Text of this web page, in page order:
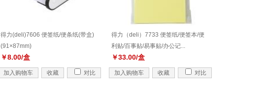
得力(deli)7606 便签纸/便条纸(带盒)
(91×87mm)
￥8.00/盒
加入购物车 收藏 对比
得力（deli）7733 便签纸/便签本/便
利贴/百事贴/易事贴/办公记...
￥33.00/盒
加入购物车 收藏 对比